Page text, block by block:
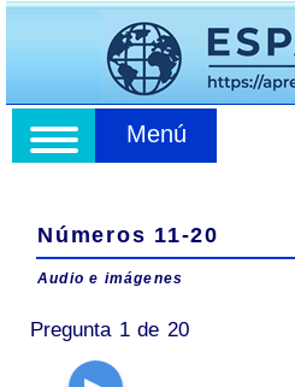
Menú
Números 11-20
Audio e imágenes
Pregunta 1 de 20